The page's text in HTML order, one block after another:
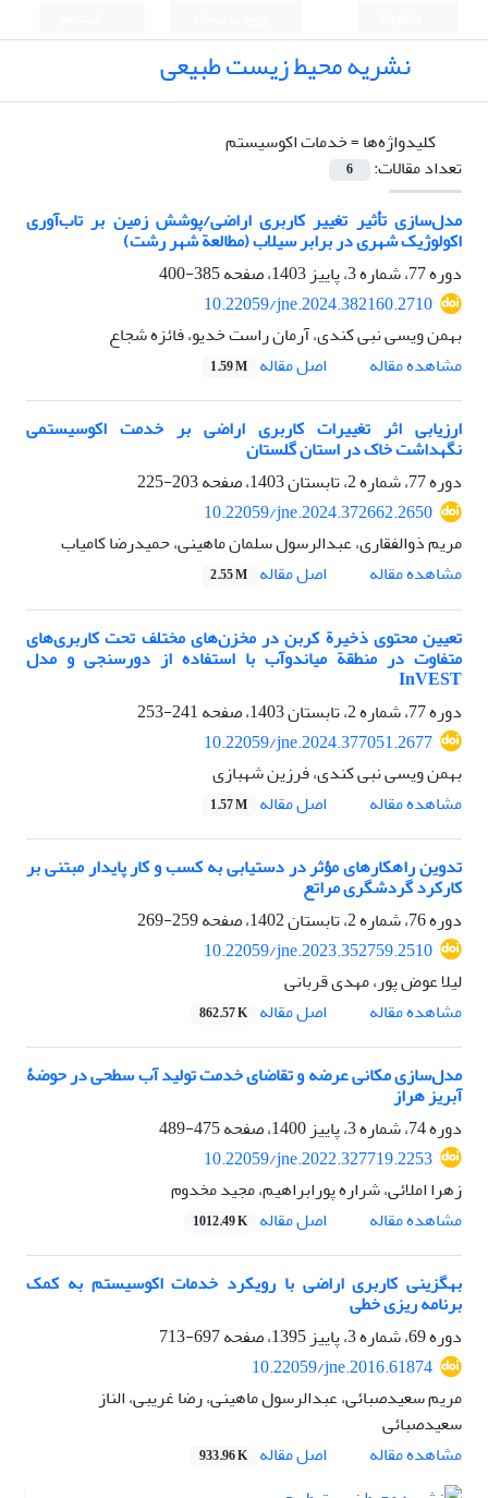
نشریه محیط زیست طبیعی
کلیدواژه‌ها =خدمات اکوسیستم
تعداد مقالات:
6
مدل‌سازی تأثیر تغییر کاربری اراضی/پوشش زمین بر تاب‌آوری
اکولوژیک شهری در برابر سیلاب‌ (مطالعة شهر رشت)
دوره 77، شماره 3، پاییز 1403، صفحه
385-400
10.22059/jne.2024.382160.2710
بهمن ویسی نبی کندی، آرمان راست خدیو، فائزه شجاع
مشاهده مقاله
اصل مقاله 1.59 M
ارزیابی اثر تغییرات کاربری اراضی بر خدمت اکوسیستمی
نگهداشت خاک در استان گلستان
دوره 77، شماره 2، تابستان 1403، صفحه
203-225
10.22059/jne.2024.372662.2650
مریم ذوالفقاری، عبدالرسول سلمان ماهینی، حمیدرضا کامیاب
مشاهده مقاله
اصل مقاله 2.55 M
تعیین محتوی ذخیرة کربن در مخزن‌های مختلف تحت کاربری‌های
متفاوت در منطقة میاندوآب با استفاده از دورسنجی و مدل
InVEST
دوره 77، شماره 2، تابستان 1403، صفحه
241-253
10.22059/jne.2024.377051.2677
بهمن ویسی نبی کندی، فرزین شهبازی
مشاهده مقاله
اصل مقاله 1.57 M
تدوین راهکارهای مؤثر در دستیابی به کسب و کار پایدار مبتنی بر
کارکرد گردشگری مراتع
دوره 76، شماره 2، تابستان 1402، صفحه
259-269
10.22059/jne.2023.352759.2510
لیلا عوض پور، مهدی قربانی
مشاهده مقاله
اصل مقاله 862.57 K
مدل‌سازی مکانی عرضه و تقاضای خدمت تولید آب‌ سطحی در حوضۀ
آبریز هراز
دوره 74، شماره 3، پاییز 1400، صفحه
475-489
10.22059/jne.2022.327719.2253
زهرا املائی، شراره پورابراهیم، مجید مخدوم
مشاهده مقاله
اصل مقاله 1012.49 K
بهگزینی کاربری اراضی با رویکرد خدمات اکوسیستم به کمک
برنامه ریزی خطی
دوره 69، شماره 3، پاییز 1395، صفحه
697-713
10.22059/jne.2016.61874
مریم سعیدصبائی، عبدالرسول ماهینی، رضا غریبی، الناز
سعیدصبائی
مشاهده مقاله
اصل مقاله 933.96 K